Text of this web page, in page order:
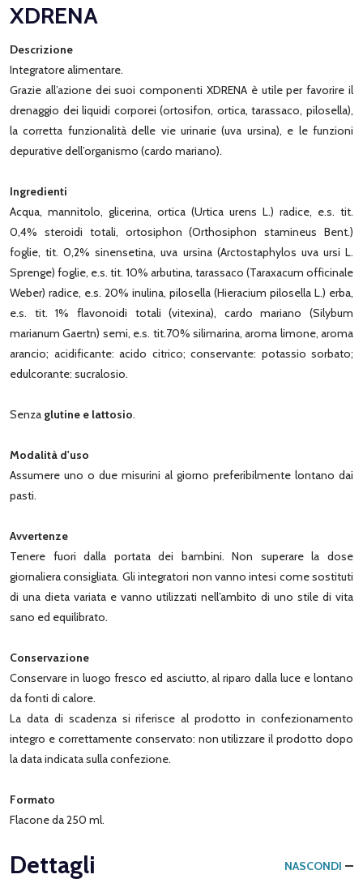
XDRENA
Descrizione
Integratore alimentare.
Grazie all’azione dei suoi componenti XDRENA è utile per favorire il
drenaggio dei liquidi corporei (ortosifon, ortica, tarassaco, pilosella),
la corretta funzionalità delle vie urinarie (uva ursina), e le funzioni
depurative dell’organismo (cardo mariano).
Ingredienti
Acqua, mannitolo, glicerina, ortica (Urtica urens L.) radice, e.s. tit.
0,4% steroidi totali, ortosiphon (Orthosiphon stamineus Bent.)
foglie, tit. 0,2% sinensetina, uva ursina (Arctostaphylos uva ursi L.
Sprenge) foglie, e.s. tit. 10% arbutina, tarassaco (Taraxacum officinale
Weber) radice, e.s. 20% inulina, pilosella (Hieracium pilosella L.) erba,
e.s. tit. 1% flavonoidi totali (vitexina), cardo mariano (Silybum
marianum Gaertn) semi, e.s. tit.70% silimarina, aroma limone, aroma
arancio; acidificante: acido citrico; conservante: potassio sorbato;
edulcorante: sucralosio.
Senza glutine e lattosio.
Modalità d'uso
Assumere uno o due misurini al giorno preferibilmente lontano dai
pasti.
Avvertenze
Tenere fuori dalla portata dei bambini. Non superare la dose
giornaliera consigliata. Gli integratori non vanno intesi come sostituti
di una dieta variata e vanno utilizzati nell’ambito di uno stile di vita
sano ed equilibrato.
Conservazione
Conservare in luogo fresco ed asciutto, al riparo dalla luce e lontano
da fonti di calore.
La data di scadenza si riferisce al prodotto in confezionamento
integro e correttamente conservato: non utilizzare il prodotto dopo
la data indicata sulla confezione.
Formato
Flacone da 250 ml.
Dettagli NASCONDI